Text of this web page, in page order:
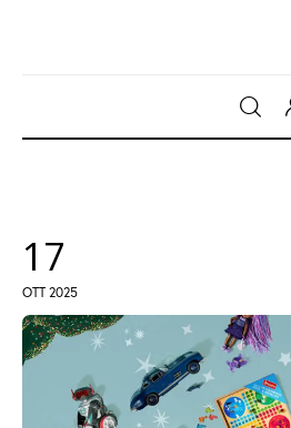
Intrattenimento
Web Log
17
OTT 2025